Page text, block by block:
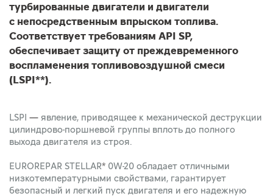
турбированные двигатели и двигатели
с непосредственным впрыском топлива.
Соответствует требованиям API SP,
обеспечивает защиту от преждевременного
воспламенения топливовоздушной смеси
(LSPI**).
LSPI — явление, приводящее к механической деструкции
цилиндрово-поршневой группы вплоть до полного
выхода двигателя из строя.
EUROREPAR STELLAR* 0W-20 обладает отличными
низкотемпературными свойствами, гарантирует
безопасный и легкий пуск двигателя и его надежную